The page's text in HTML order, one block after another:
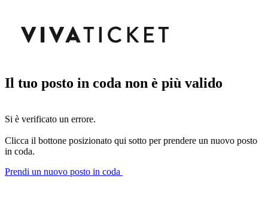
Il tuo posto in coda non è più valido
Si è verificato un errore.
Clicca il bottone posizionato qui sotto per prendere un nuovo posto
in coda.
Prendi un nuovo posto in coda